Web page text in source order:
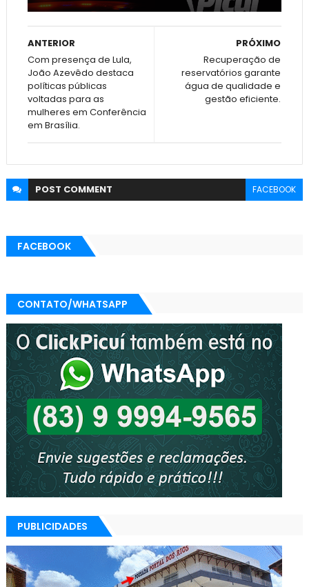
PRÓXIMO
Recuperação de
reservatórios garante
água de qualidade e
gestão eficiente.
ANTERIOR
Com presença de Lula,
João Azevêdo destaca
políticas públicas
voltadas para as
mulheres em Conferência
em Brasília.
POST COMMENT FACEBOOK
FACEBOOK
CONTATO/WHATSAPP
PUBLICIDADES